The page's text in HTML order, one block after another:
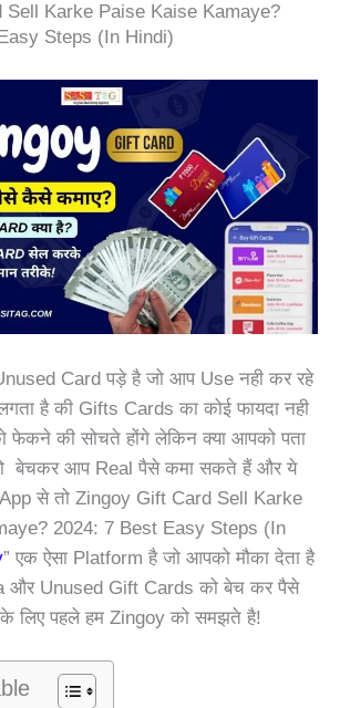
Sell Karke Paise Kaise Kamaye?
Steps (In Hindi)
Card पड़े है जो आप Use नही कर रहे
है की Gifts Cards का कोई फायदा नही
फेकने की सोचते होंगे लेकिन क्या आपको पता
बेचकर आप Real पैसे कमा सकते हैं और ये
से तो Zingoy Gift Card Sell Karke
2024: 7 Best Easy Steps (In
” एक ऐसा Platform है जो आपको मौका देता है
और Unused Gift Cards को बेच कर पैसे
लिए पहले हम Zingoy को समझते है!